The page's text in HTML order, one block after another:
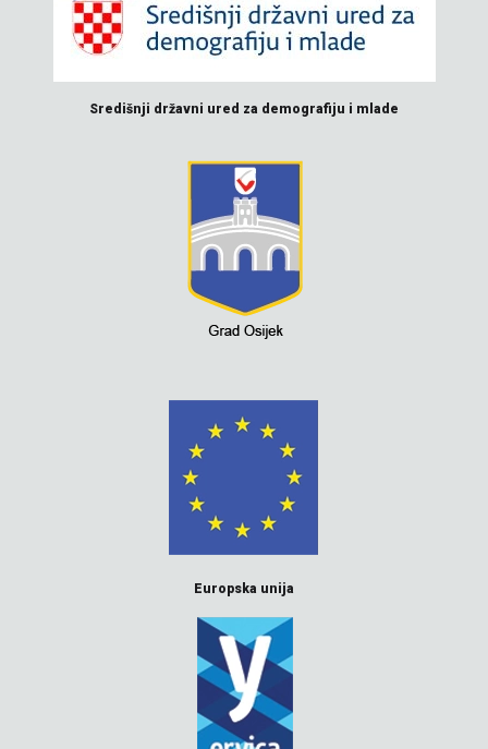
Središnji državni ured za demografiju i mlade
Europska unija